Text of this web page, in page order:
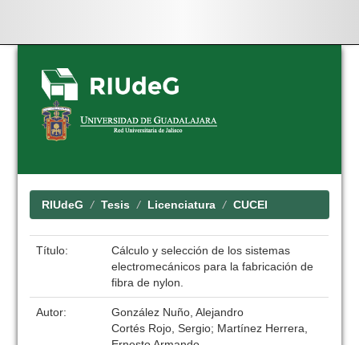
Skip
navigation
RIUdeG Tesis Licenciatura CUCEI
Título:
Cálculo y selección de los sistemas
electromecánicos para la fabricación de
fibra de nylon.
Autor:
González Nuño, Alejandro
Cortés Rojo, Sergio; Martínez Herrera,